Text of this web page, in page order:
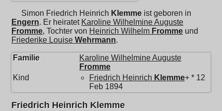
Simon Friedrich Heinrich Klemme ist geboren in
Engern. Er heiratet Karoline Wilhelmine Auguste
Fromme, Tochter von Heinrich Wilhelm Fromme und
Friederike Louise Wehrmann.
Familie
Karoline Wilhelmine Auguste
Fromme
Kind
Friedrich Heinrich Klemme+ * 12
Feb 1894
Friedrich Heinrich Klemme